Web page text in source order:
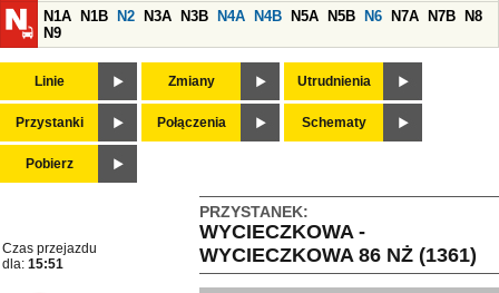
N1A
N1B N2 N3A N3B N4A N4B N5A N5B N6 N7A N7B
N8
N9
Linie Zmiany Utrudnienia
Przystanki Połączenia Schematy
Pobierz
PRZYSTANEK:
WYCIECZKOWA -
WYCIECZKOWA 86 NŻ (1361)
Czas przejazdu
dla: 15:51